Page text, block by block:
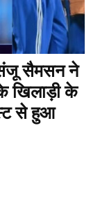
संजू सैमसन ने
खिलाड़ी के
से हुआ